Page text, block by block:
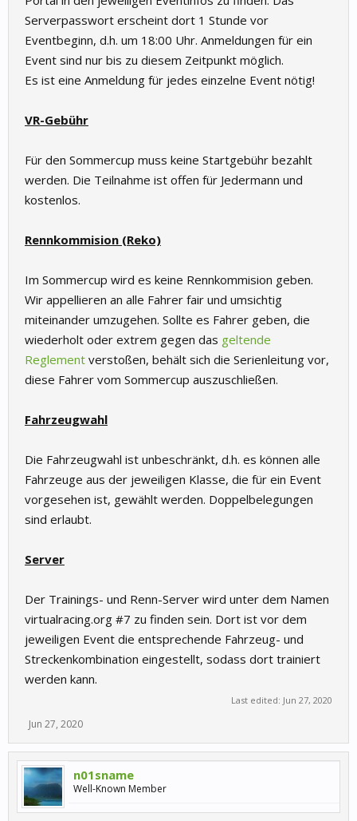
Serverpasswort erscheint dort 1 Stunde vor
Eventbeginn, d.h. um 18:00 Uhr. Anmeldungen für ein
Event sind nur bis zu diesem Zeitpunkt möglich.
Es ist eine Anmeldung für jedes einzelne Event nötig!
VR-Gebühr
Für den Sommercup muss keine Startgebühr bezahlt
werden. Die Teilnahme ist offen für Jedermann und
kostenlos.
Rennkommision (Reko)
Im Sommercup wird es keine Rennkommision geben.
Wir appellieren an alle Fahrer fair und umsichtig
miteinander umzugehen. Sollte es Fahrer geben, die
wiederholt oder extrem gegen das geltende
Reglement verstoßen, behält sich die Serienleitung vor,
diese Fahrer vom Sommercup auszuschließen.
Fahrzeugwahl
Die Fahrzeugwahl ist unbeschränkt, d.h. es können alle
Fahrzeuge aus der jeweiligen Klasse, die für ein Event
vorgesehen ist, gewählt werden. Doppelbelegungen
sind erlaubt.
Server
Der Trainings- und Renn-Server wird unter dem Namen
virtualracing.org #7 zu finden sein. Dort ist vor dem
jeweiligen Event die entsprechende Fahrzeug- und
Streckenkombination eingestellt, sodass dort trainiert
werden kann.
Last edited: Jun 27, 2020
Jun 27, 2020
n01sname
Well-Known Member